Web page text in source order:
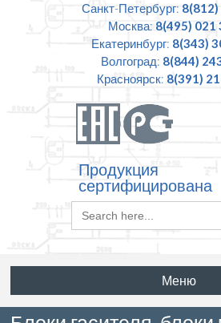
Санкт-Петербург:
Москва: 8(495) 021
Екатеринбург: 8(343)
Волгоград: 8(844)
Красноярск: 8(391)
Продукция
сертифицирована
Search
for:
Меню